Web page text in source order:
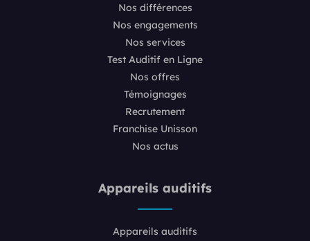
Nos différences
Nos engagements
Nos services
Test Auditif en Ligne
Nos offres
Témoignages
Recrutement
Franchise Unisson
Nos actus
Appareils auditifs
Appareils auditifs